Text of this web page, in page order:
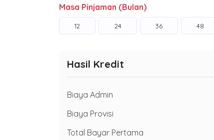
Masa Pinjaman (Bulan)
12 24 36 48
Hasil Kredit
Biaya Admin
Biaya Provisi
Total Bayar Pertama